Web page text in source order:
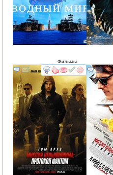
Фильмы
смотретьинтересует